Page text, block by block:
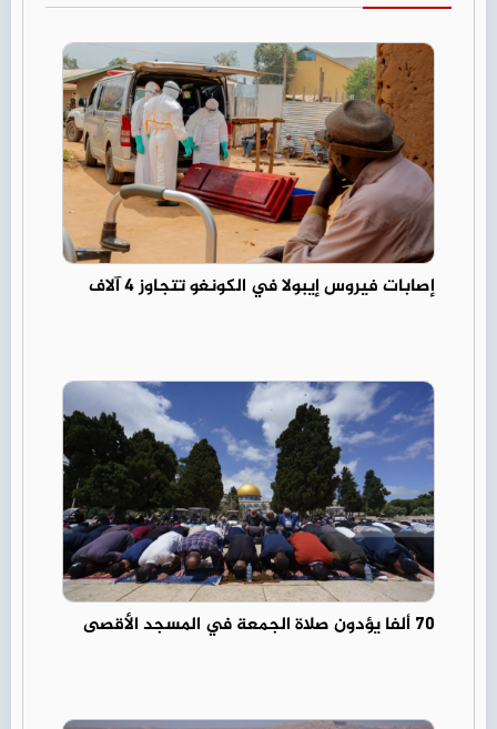
إصابات فيروس إيبولا في الكونغو تتجاوز 4 آلاف
70 ألفا يؤدون صلاة الجمعة في المسجد الأقصى